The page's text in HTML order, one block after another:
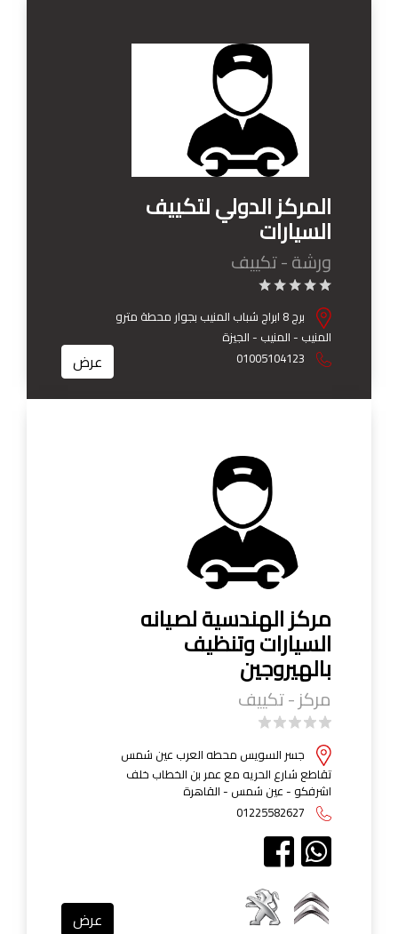
المركز الدولي لتكييف
السيارات
ورشة - تكييف
برج 8 ابراج شباب المنيب بجوار محطة مترو
المنيب - المنيب - الجيزة
01005104123
عرض
مركز الهندسية لصيانه
السيارات وتنظيف
بالهيروجين
مركز - تكييف
جسر السويس محطه العرب عين شمس
تقاطع شارع الحريه مع عمر بن الخطاب خلف
اشرفكو - عين شمس - القاهرة
01225582627
عرض